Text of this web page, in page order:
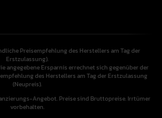
Preisempfehlung des Herstellers am Tag der
Erstzulassung).
angegebene Ersparnis errechnet sich gegenüber der
des Herstellers am Tag der Erstzulassung
(Neupreis).
Angebot. Preise sind Bruttopreise. Irrtümer
vorbehalten.